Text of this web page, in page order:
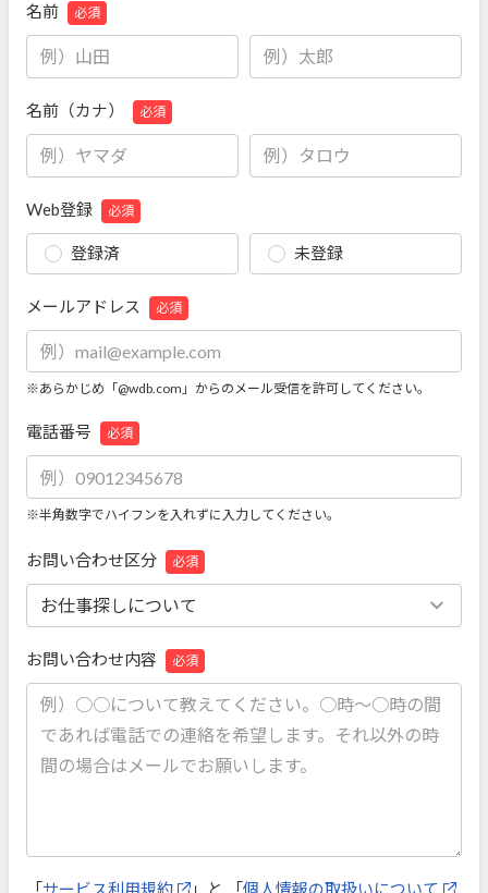
名前 必須
名前（カナ） 必須
Web登録 必須
登録済 未登録
メールアドレス 必須
※あらかじめ「@wdb.com」からのメール受信を許可してください。
電話番号 必須
※半角数字でハイフンを入れずに入力してください。
お問い合わせ区分 必須
お問い合わせ内容 必須
「サービス利用規約 」と 「個人情報の取扱いについて